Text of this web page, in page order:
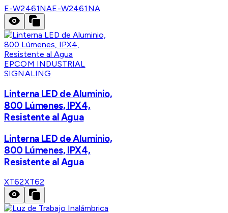
E-W2461NAE-W2461NA
EPCOM INDUSTRIAL
SIGNALING
Linterna LED de Aluminio,
800 Lúmenes, IPX4,
Resistente al Agua
Linterna LED de Aluminio,
800 Lúmenes, IPX4,
Resistente al Agua
XT62XT62